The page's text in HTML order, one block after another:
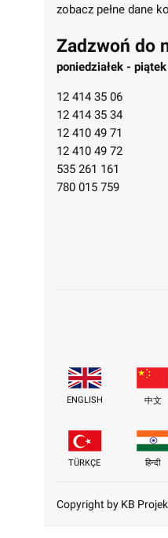
zobacz pełne dane
Zadzwoń do
poniedziałek -
12 414 35 06
12 414 35 34
12 410 49 71
12 410 49 72
535 261 161
780 015 759
ENGLISH 中文
TÜRKÇE हिन्दी
Copyright by KB